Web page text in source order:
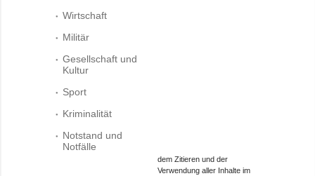
Wirtschaft
Militär
Gesellschaft und
Kultur
Sport
Kriminalität
Notstand und
Notfälle
dem Zitieren und der
Verwendung aller Inhalte im